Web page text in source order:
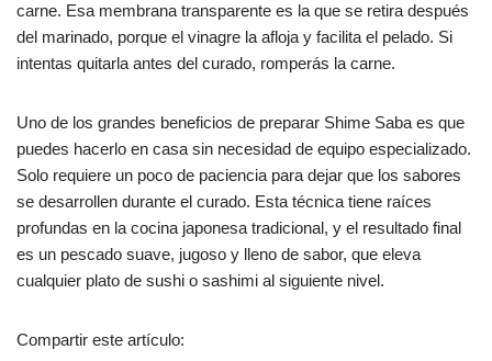
carne. Esa membrana transparente es la que se retira después
del marinado, porque el vinagre la afloja y facilita el pelado. Si
intentas quitarla antes del curado, romperás la carne.
Uno de los grandes beneficios de preparar Shime Saba es que
puedes hacerlo en casa sin necesidad de equipo especializado.
Solo requiere un poco de paciencia para dejar que los sabores
se desarrollen durante el curado. Esta técnica tiene raíces
profundas en la cocina japonesa tradicional, y el resultado final
es un pescado suave, jugoso y lleno de sabor, que eleva
cualquier plato de sushi o sashimi al siguiente nivel.
Compartir este artículo: